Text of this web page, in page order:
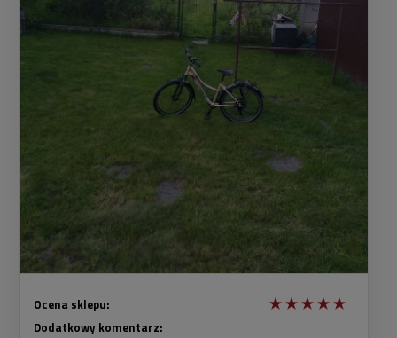
Ocena sklepu:
Dodatkowy komentarz: